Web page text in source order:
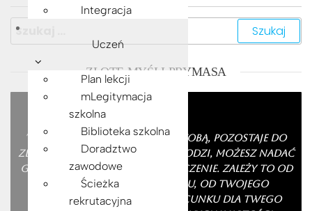
Szukaj:
ZŁOTE MYŚLI PRYMASA
" Wszystko to, co jest przed Tobą, pozostaje do
zdobycia. Życiu, które nadchodzi, możesz nadać
głębszą treść, wartość i znaczenie. Zależy to od
Twojej oceny życia i czasu, od Twojego
stosunku do pracy, od szacunku dla Twego
Integracja
Uczeń
Plan lekcji
mLegitymacja
szkolna
Biblioteka szkolna
Doradztwo
zawodowe
Ścieżka
rekrutacyjna